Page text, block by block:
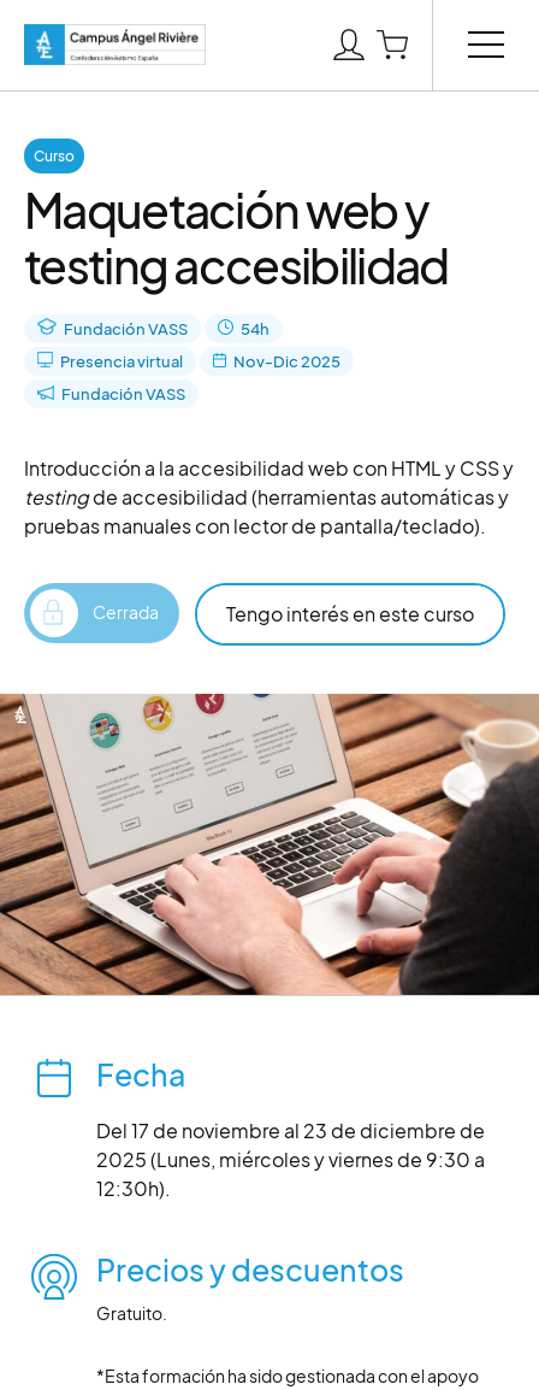
Curso
Maquetación web y
testing accesibilidad
Fundación VASS
54h
Presencia virtual
Nov-Dic 2025
Fundación VASS
Introducción a la accesibilidad web con HTML y CSS y
testingde accesibilidad (herramientas automáticas y
pruebas manuales con lector de pantalla/teclado).
Cerrada Tengo interés en este curso
Fecha
Del 17 de noviembre al 23 de diciembre de
2025 (Lunes, miércoles y viernes de 9:30 a
12:30h).
Precios y descuentos
Gratuito.
*Esta formación ha sido gestionada con el apoyo